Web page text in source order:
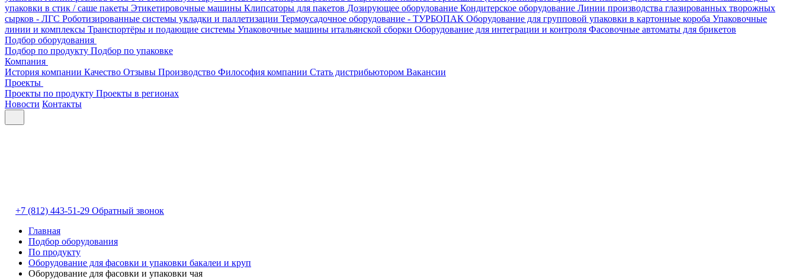
упаковки в стик / саше пакеты Этикетировочные машины Клипсаторы для пакетов Дозирующее оборудование Кондитерское оборудование Линии производства глазированных творожных
сырков - ЛГС Роботизированные системы укладки и паллетизации Термоусадочное оборудование - ТУРБОПАК Оборудование для групповой упаковки в картонные короба Упаковочные
линии и комплексы Транспортёры и подающие системы Упаковочные машины итальянской сборки Оборудование для интеграции и контроля Фасовочные автоматы для брикетов
Подбор оборудования
Подбор по продукту Подбор по упаковке
Компания
История компании Качество Отзывы Производство Философия компании Стать дистрибьютором Вакансии
Проекты
Проекты по продукту Проекты в регионах
Новости Контакты
+7 (812) 443-51-29 Обратный звонок
Главная
Подбор оборудования
По продукту
Оборудование для фасовки и упаковки бакалеи и круп
Оборудование для фасовки и упаковки чая